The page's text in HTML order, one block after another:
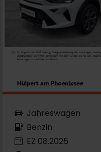
Jahreswagen
Benzin
EZ 08.2025